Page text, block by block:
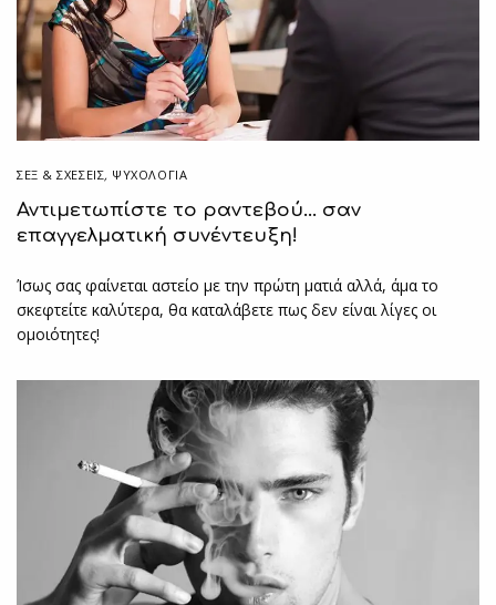
ΣΕΞ & ΣΧΈΣΕΙΣ, ΨΥΧΟΛΟΓΙΑ
Αντιμετωπίστε το ραντεβού… σαν
επαγγελματική συνέντευξη!
Ίσως σας φαίνεται αστείο με την πρώτη ματιά αλλά, άμα το
σκεφτείτε καλύτερα, θα καταλάβετε πως δεν είναι λίγες οι
ομοιότητες!